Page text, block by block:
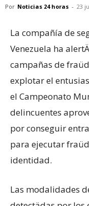
Por Noticias 24 horas - 23
​La compañía de
Venezuela ha
campañas de
explotar el
el Campeonato
delincuentes
por conseguir
para ejecutar
identidad.
​Las modalidades